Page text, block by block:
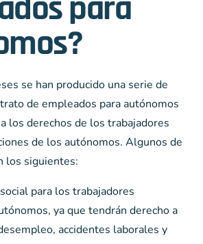
se han producido una serie de
de empleados para autónomos
los derechos de los trabajadores
de los autónomos. Algunos de
los siguientes:
para los trabajadores
ya que tendrán derecho a
accidentes laborales y